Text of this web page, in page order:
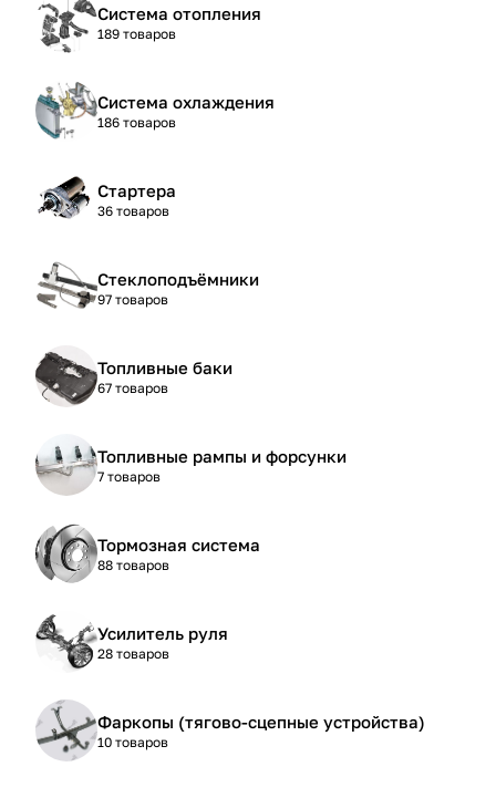
Система отопления
189 товаров
Система охлаждения
186 товаров
Стартера
36 товаров
Стеклоподъёмники
97 товаров
Топливные баки
67 товаров
Топливные рампы и форсунки
7 товаров
Тормозная система
88 товаров
Усилитель руля
28 товаров
Фаркопы (тягово-сцепные устройства)
10 товаров